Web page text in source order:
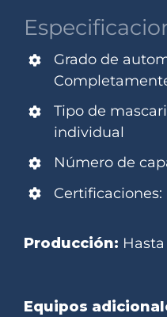
Grado de
Tipo de
individual
Número de
Certificaciones:
Producción:
Equipos